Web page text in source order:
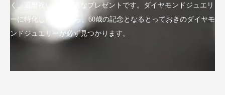
く、還暦祝いにも最適なプレゼントです。ダイヤモンドジュエリ
ーに特化したLuxyなら、60歳の記念となるとっておきのダイヤモ
ンドジュエリーが必ず見つかります。